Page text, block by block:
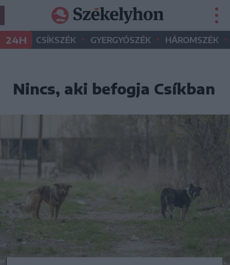
24H CSÍKSZÉK • GYERGYÓSZÉK • HÁROMSZÉK •
Nincs, aki befogja Csíkban